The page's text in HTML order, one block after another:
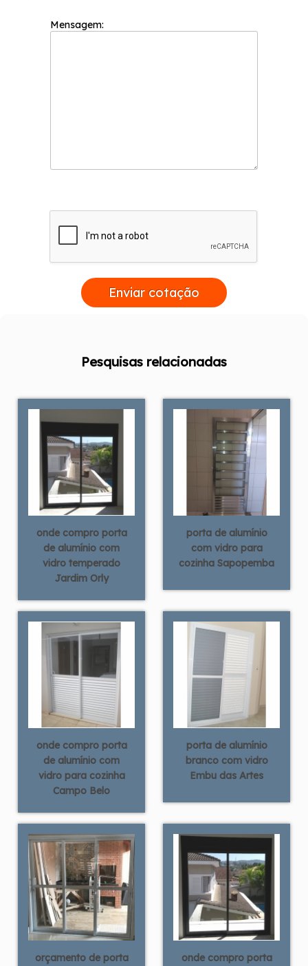
Mensagem:
Enviar cotação
Pesquisas relacionadas
onde compro porta
de alumínio com
vidro temperado
Jardim Orly
porta de alumínio
com vidro para
cozinha Sapopemba
onde compro porta
de alumínio com
vidro para cozinha
Campo Belo
porta de alumínio
branco com vidro
Embu das Artes
orçamento de porta
onde compro porta